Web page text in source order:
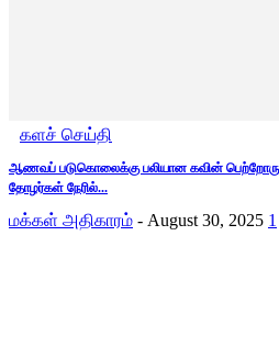
களச் செய்தி
ஆணவப் படுகொலைக்கு பலியான கவின்
தோழர்கள் நேரில்...
மக்கள் அதிகாரம் - August 30, 2025 1